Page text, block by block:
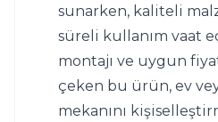
sunarken, kaliteli
süreli kullanım vaat
montajı ve uygun
çeken bu ürün, ev
mekanını